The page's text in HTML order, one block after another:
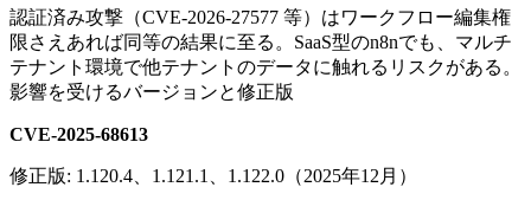
認証済み攻撃（CVE-2026-27577 等）はワークフロー編集権
限さえあれば同等の結果に至る。SaaS型のn8nでも、マルチ
テナント環境で他テナントのデータに触れるリスクがある。
影響を受けるバージョンと修正版
CVE-2025-68613
修正版: 1.120.4、1.121.1、1.122.0（2025年12月）